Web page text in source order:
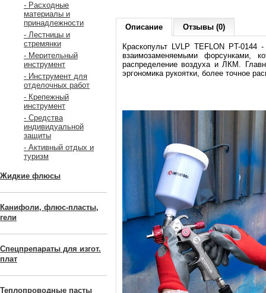
- Расходные
материалы и
принадлежности
- Лестницы и
стремянки
- Мерительный
инструмент
- Инструмент для
отделочных работ
- Крепежный
инструмент
- Средства
индивидуальной
защиты
- Активный отдых и
туризм
Жидкие флюсы
Канифоли, флюс-пласты,
гели
Спецпрепараты для изгот.
плат
Теплопроводные пасты
Описание Отзывы (0)
Краскопульт LVLP TEFLON PT-
взаимозаменяемыми форсунками,
распределение воздуха и ЛКМ.
эргономика рукоятки, более точное